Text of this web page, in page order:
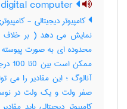
کامپیوتر دیجیتالی -
نمایش می دهد ( بر خلاف
محدوده ای به صورت
ممکن
آنالوگ ؛ این مقادیر را می
صفر ولت و یک ولت در